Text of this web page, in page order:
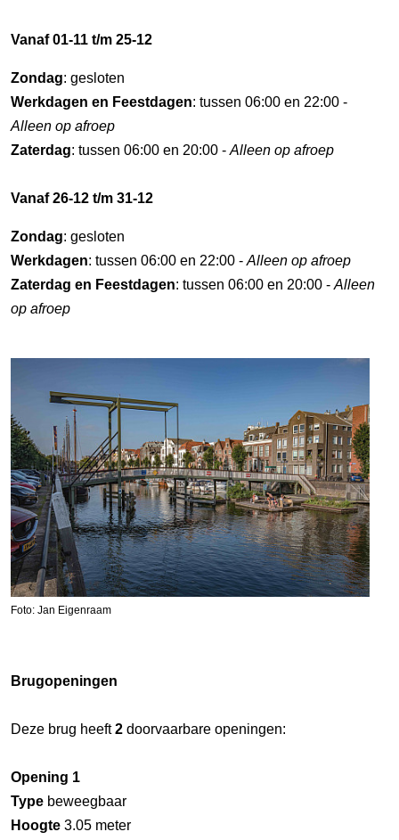
Vanaf 01-11 t/m 25-12
Zondag: gesloten
Werkdagen en Feestdagen: tussen 06:00 en 22:00 -
Alleen op afroep
Zaterdag: tussen 06:00 en 20:00 - Alleen op afroep
Vanaf 26-12 t/m 31-12
Zondag: gesloten
Werkdagen: tussen 06:00 en 22:00 - Alleen op afroep
Zaterdag en Feestdagen: tussen 06:00 en 20:00 - Alleen
op afroep
Foto: Jan Eigenraam
Brugopeningen
Deze brug heeft2 doorvaarbare openingen:
Opening 1
Type beweegbaar
Hoogte 3.05 meter